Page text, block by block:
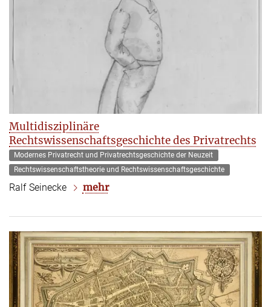
Multidisziplinäre
Rechtswissenschaftsgeschichte des Privatrechts
Modernes Privatrecht und Privatrechtsgeschichte der Neuzeit
Rechtswissenschaftstheorie und Rechtswissenschaftsgeschichte
Ralf Seinecke mehr